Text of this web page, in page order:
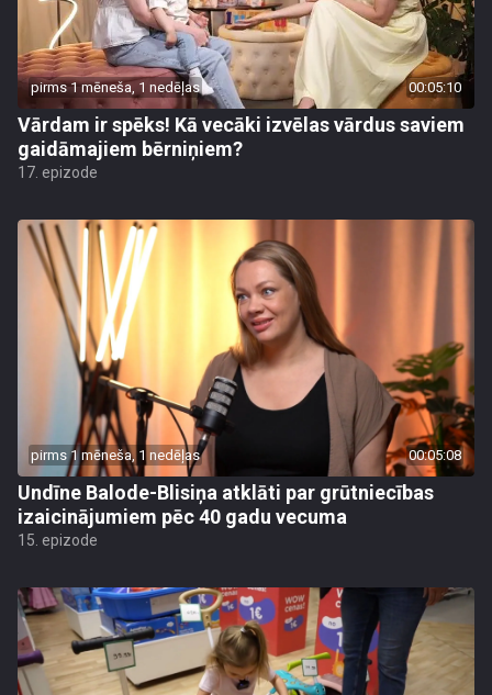
pirms 1 mēneša, 1 nedēļas 00:05:10
Vārdam ir spēks! Kā vecāki izvēlas vārdus saviem
gaidāmajiem bērniņiem?
17. epizode
pirms 1 mēneša, 1 nedēļas 00:05:08
Undīne Balode-Blisiņa atklāti par grūtniecības
izaicinājumiem pēc 40 gadu vecuma
15. epizode